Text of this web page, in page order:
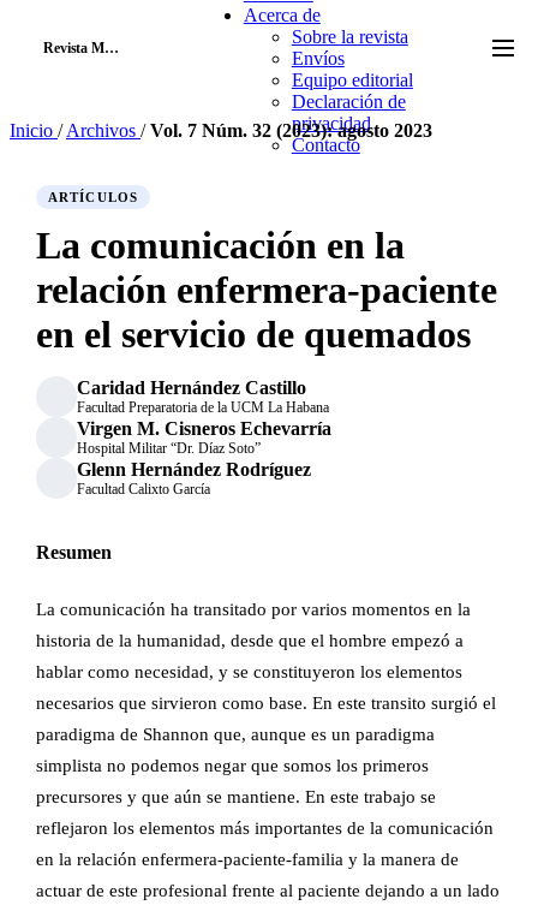
Revista Mapa
Acerca de
Sobre la revista
Envíos
Equipo editorial
Declaración de
privacidad
Contacto
Inicio / Archivos / Vol. 7 Núm. 32 (2023): agosto 2023
ARTÍCULOS
La comunicación en la
relación enfermera-paciente
en el servicio de quemados
Caridad Hernández Castillo
Facultad Preparatoria de la UCM La Habana
Virgen M. Cisneros Echevarría
Hospital Militar “Dr. Díaz Soto”
Glenn Hernández Rodríguez
Facultad Calixto García
Resumen
La comunicación ha transitado por varios momentos en la
historia de la humanidad, desde que el hombre empezó a
hablar como necesidad, y se constituyeron los elementos
necesarios que sirvieron como base. En este transito surgió el
paradigma de Shannon que, aunque es un paradigma
simplista no podemos negar que somos los primeros
precursores y que aún se mantiene. En este trabajo se
reflejaron los elementos más importantes de la comunicación
en la relación enfermera-paciente-familia y la manera de
actuar de este profesional frente al paciente dejando a un lado